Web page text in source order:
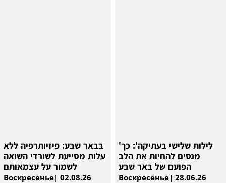
בבאר שבע: פיזיותרפיה ללא
עלות מסייעת לשורדי השואה
לשמור על עצמאותם
Воскресенье| 02.08.26
'לילות שלישי בעתיקה': כך
מנסים להחיות את הלב
הפועם של באר שבע
Воскресенье| 28.06.26